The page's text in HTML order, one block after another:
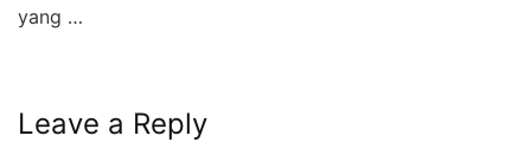
yang …
Leave a Reply